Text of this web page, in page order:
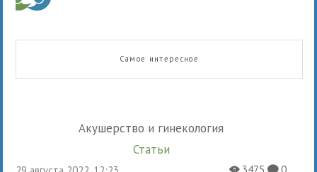
Самое интересное
Акушерство и гинекология
Статьи
3475 0